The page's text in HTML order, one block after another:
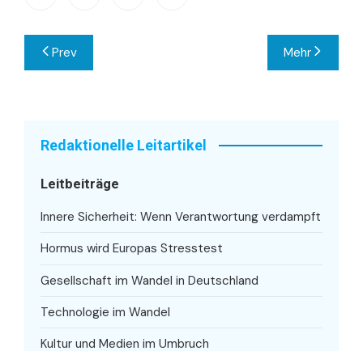
Beitragsnavigation
Prev Mehr
Redaktionelle Leitartikel
Leitbeiträge
Innere Sicherheit: Wenn Verantwortung verdampft
Hormus wird Europas Stresstest
Gesellschaft im Wandel in Deutschland
Technologie im Wandel
Kultur und Medien im Umbruch